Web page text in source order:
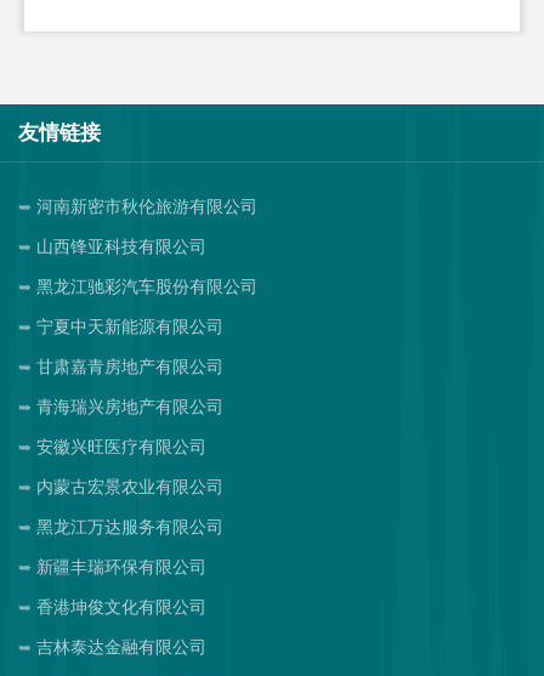
友情链接
河南新密市秋伦旅游有限公司
山西锋亚科技有限公司
黑龙江驰彩汽车股份有限公司
宁夏中天新能源有限公司
甘肃嘉青房地产有限公司
青海瑞兴房地产有限公司
安徽兴旺医疗有限公司
内蒙古宏景农业有限公司
黑龙江万达服务有限公司
新疆丰瑞环保有限公司
香港坤俊文化有限公司
吉林泰达金融有限公司